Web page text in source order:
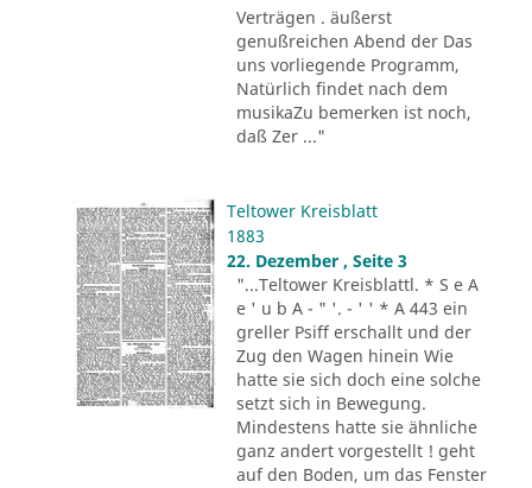
Verträgen . äußerst
genußreichen Abend der Das
uns vorliegende Programm,
Natürlich findet nach dem
musikaZu bemerken ist noch,
daß Zer ..."
Teltower Kreisblatt
1883
22. Dezember , Seite 3
"...Teltower Kreisblattl. * S e A
e ' u b A - " '. - ' ' * A 443 ein
greller Psiff erschallt und der
Zug den Wagen hinein Wie
hatte sie sich doch eine solche
setzt sich in Bewegung.
Mindestens hatte sie ähnliche
ganz andert vorgestellt ! geht
auf den Boden, um das Fenster